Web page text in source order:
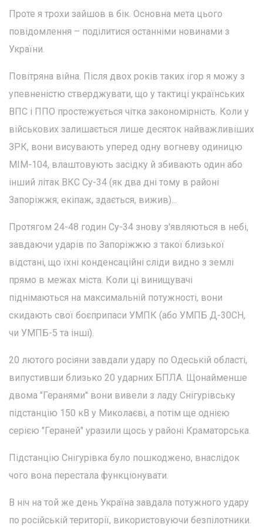
Проте я трохи зайшов в бік. Основна мета цього
повідомлення – поділитися останніми новинами з
України.
Повітряна війна. Після двох років таких ігор я можу з
упевненістю стверджувати, що у тактиці українських
ВПС і ППО простежується чітка закономірність. Коли у
військових залишається лише десяток найважливіших
ЗРК, вони висувають уперед одну вогневу одиницю
MIM-104, влаштовують засідку й збивають один або
інший літак ВКС Су-34 (як два дні тому в районі
Запоріжжя; екіпаж, здається, вижив)...
Протягом 24-48 годин Су-34 знову з'являються в небі,
завдаючи ударів по Запоріжжю з такої близької
відстані, що їхні конденсаційні сліди видно з землі
прямо в межах міста. Коли ці винищувачі
піднімаються на максимальній потужності, вони
скидають свої боєприпаси УМПК (або УМПБ Д-30СН,
чи УМПБ-5 та інші).
20 лютого росіяни завдали удару по Одеській області,
випустивши близько 20 ударних БПЛА. Щонайменше
двома "Геранями" вони вивели з ладу Снігурівську
підстанцію 150 кВ у Миколаєві, а потім ще однією
серією "Гераней" уразили щось у районі Краматорська.
Підстанцію Снігурівка було пошкоджено, внаслідок
чого вона перестала функціонувати.
В ніч на той же день Україна завдала потужного удару
по російській території, використовуючи безпілотники.